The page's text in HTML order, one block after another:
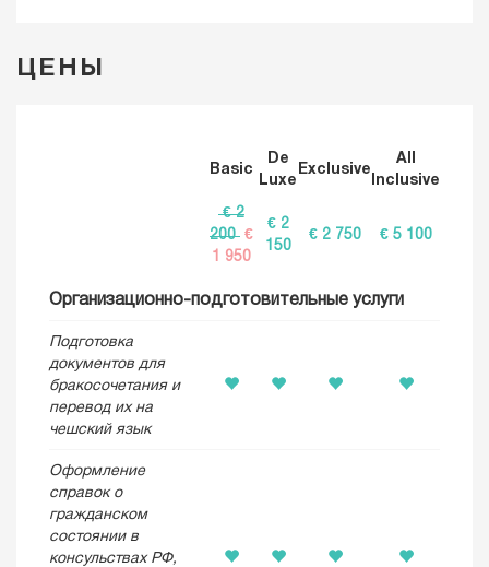
ЦЕНЫ
Basic
De
Luxe
Exclusive
All
Inclusive
€ 2
200 €
1 950
€ 2
150
€ 2 750 € 5 100
Организационно-подготовительные услуги
Подготовка
документов для
бракосочетания и
перевод их на
чешский язык
Оформление
справок о
гражданском
состоянии в
консульствах РФ,